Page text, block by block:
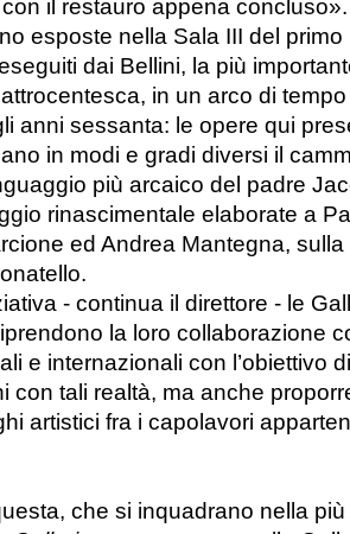
il restauro appena concluso».
esposte nella Sala III del
dai Bellini, la più
in un arco di
anni sessanta: le opere qui
in modi e gradi diversi il
più arcaico del padre
rinascimentale elaborate a
ed Andrea Mantegna,
- continua il direttore - le
la loro collaborazione
e internazionali con l’obiettivo
con tali realtà, ma anche
artistici fra i capolavori
che si inquadrano nella